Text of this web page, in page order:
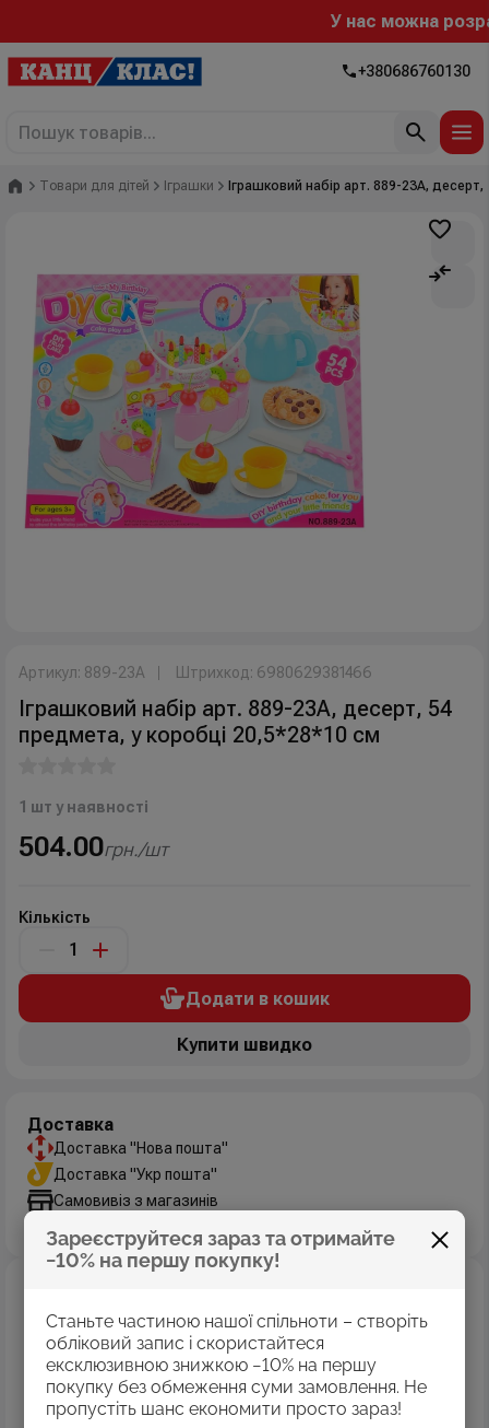
У нас можна
+380686760130
Зареєструйтеся зараз та отримайте
−10% на першу покупку!
Станьте частиною нашої спільноти – створіть
обліковий запис і скористайтеся
ексклюзивною знижкою −10% на першу
покупку без обмеження суми замовлення. Не
пропустіть шанс економити просто зараз!
Головна
Товари для дітей Іграшки Іграшковий набір арт. 889-23A,
Артикул: 889-23A Штрихкод: 6980629381466
Іграшковий набір арт. 889-23A, десерт, 54
предмета, у коробці 20,5*28*10 см
1 шт у наявності
504.00грн./шт
Кількість
Додати в кошик
Купити швидко
Доставка
Доставка "Нова пошта"
Доставка "Укр пошта"
Самовивіз з магазинів
Оплата картками Visa
MasterCard
Оплата коштами програми «Пакунок школяра»
Накладений платіж
Безготівковий розрахунок